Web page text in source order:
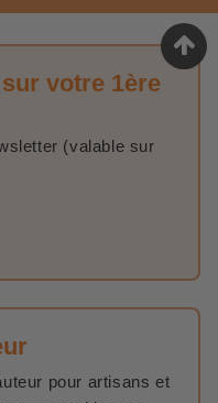
votre 1ère
(valable sur
pour artisans et